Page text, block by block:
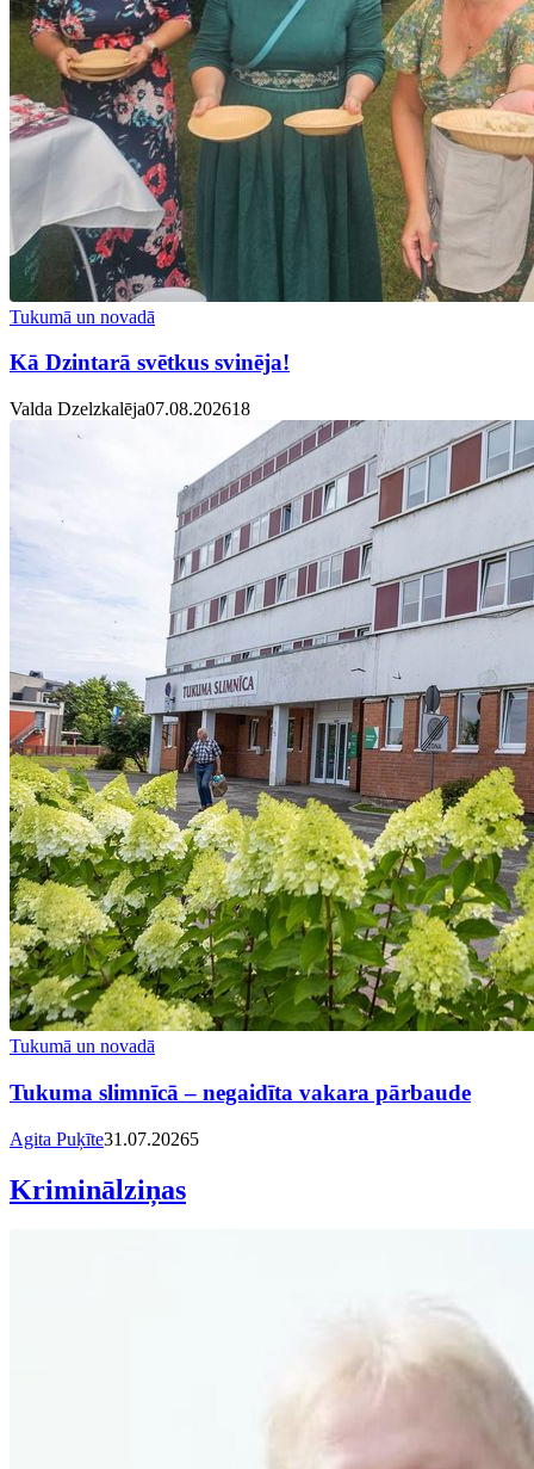
Tukumā un novadā
Kā Dzintarā svētkus svinēja!
Valda Dzelzkalēja07.08.202618
Tukumā un novadā
Tukuma slimnīcā – negaidīta vakara pārbaude
Agita Puķīte31.07.20265
Kriminālziņas